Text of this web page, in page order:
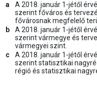
a
A 2018. január 1-jétől
szerint főváros és
fővárosnak megfelelő
b
A 2018. január 1-jétől
szerint vármegye és
vármegyei szint.
c
A 2018. január 1-jétől
szerint statisztikai
régió és statisztikai